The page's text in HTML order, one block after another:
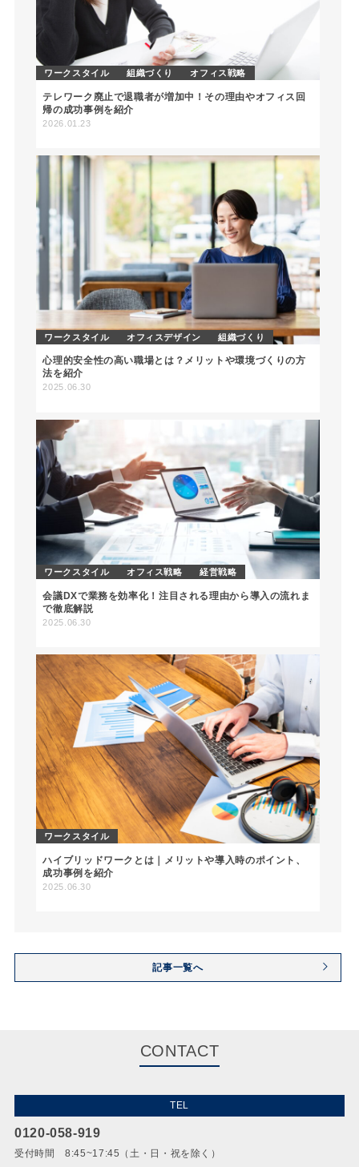
ワークスタイル 組織づくり オフィス戦略
テレワーク廃止で退職者が増加中！その理由やオフィス回
帰の成功事例を紹介
2026.01.23
ワークスタイル オフィスデザイン 組織づくり
心理的安全性の高い職場とは？メリットや環境づくりの方
法を紹介
2025.06.30
ワークスタイル オフィス戦略 経営戦略
会議DXで業務を効率化！注目される理由から導入の流れま
で徹底解説
2025.06.30
ワークスタイル
ハイブリッドワークとは｜メリットや導入時のポイント、
成功事例を紹介
2025.06.30
記事一覧へ
CONTACT
TEL
0120-058-919
受付時間 8:45~17:45（土・日・祝を除く）